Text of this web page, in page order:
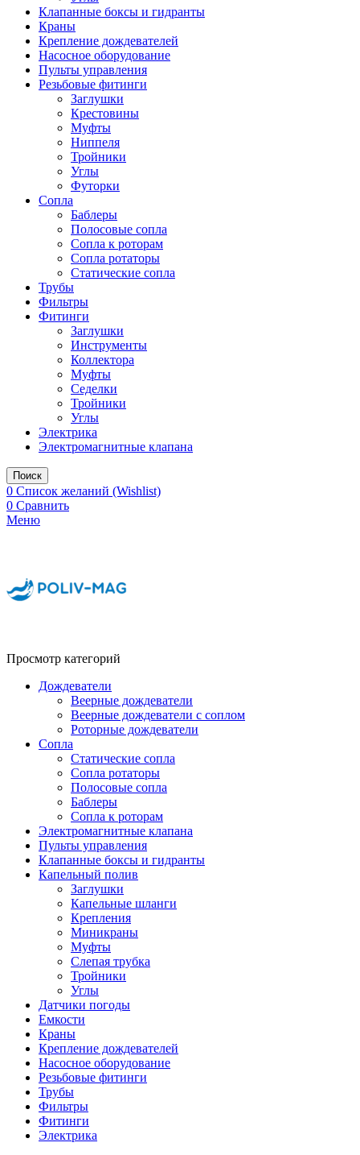
Клапанные боксы и гидранты
Краны
Крепление дождевателей
Насосное оборудование
Пульты управления
Резьбовые фитинги
Заглушки
Крестовины
Муфты
Ниппеля
Тройники
Углы
Футорки
Сопла
Баблеры
Полосовые сопла
Сопла к роторам
Сопла ротаторы
Статические сопла
Трубы
Фильтры
Фитинги
Заглушки
Инструменты
Коллектора
Муфты
Седелки
Тройники
Углы
Электрика
Электромагнитные клапана
Поиск
0 Список желаний (Wishlist)
0 Сравнить
Меню
Просмотр категорий
Дождеватели
Веерные дождеватели
Веерные дождеватели с соплом
Роторные дождеватели
Сопла
Статические сопла
Сопла ротаторы
Полосовые сопла
Баблеры
Сопла к роторам
Электромагнитные клапана
Пульты управления
Клапанные боксы и гидранты
Капельный полив
Заглушки
Капельные шланги
Крепления
Миникраны
Муфты
Слепая трубка
Тройники
Углы
Датчики погоды
Емкости
Краны
Крепление дождевателей
Насосное оборудование
Резьбовые фитинги
Трубы
Фильтры
Фитинги
Электрика